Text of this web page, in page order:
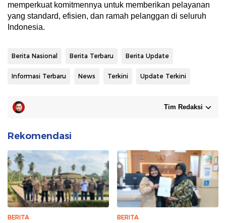
memperkuat komitmennya untuk memberikan pelayanan
yang standard, efisien, dan ramah pelanggan di seluruh
Indonesia.
Berita Nasional Berita Terbaru Berita Update
Informasi Terbaru News Terkini Update Terkini
Tim Redaksi
Rekomendasi
BERITA BERITA